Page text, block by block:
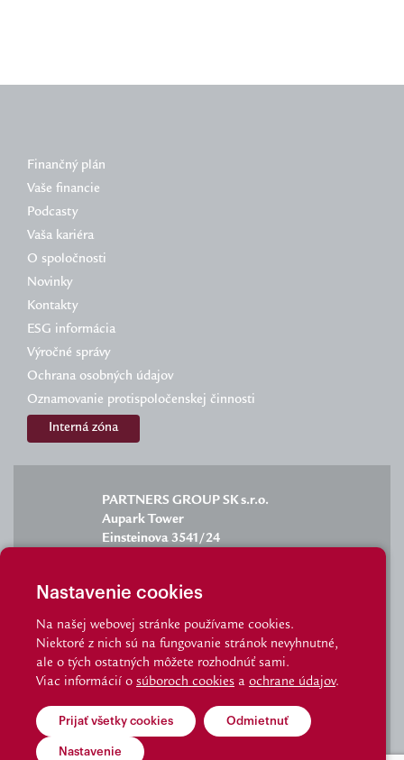
Nastavenie cookies
Na našej webovej stránke používame cookies.
Niektoré z nich sú na fungovanie stránok nevyhnutné,
ale o tých ostatných môžete rozhodnúť sami.
Viac informácií o súboroch cookies a ochrane údajov.
Prijať všetky cookies Odmietnuť
Nastavenie
Finančný plán
Vaše financie
Podcasty
Vaša kariéra
O spoločnosti
Novinky
Kontakty
ESG informácia
Výročné správy
Ochrana osobných údajov
Oznamovanie protispoločenskej činnosti
Interná zóna
PARTNERS GROUP SK s.r.o.
Aupark Tower
Einsteinova 3541/24
info@partnersgroup.sk
staznosti@partnersgroup.sk
tel.: 02/6280 2702
Kde nás nájdete kontakt
© Partnersgroup I Made by Visibility